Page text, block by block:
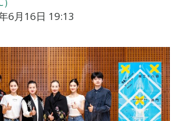
6月16日 19:13